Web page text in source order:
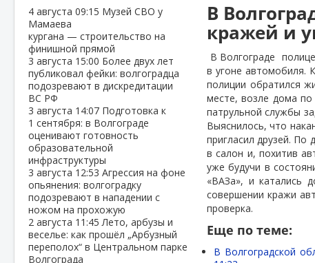
4 августа 09:15 Музей СВО у
Мамаева
кургана — строительство на
финишной прямой
3 августа 15:00 Более двух лет
публиковал фейки: волгоградца
подозревают в дискредитации
ВС РФ
3 августа 14:07 Подготовка к
1 сентября: в Волгограде
оценивают готовность
образовательной
инфраструктуры
3 августа 12:53 Агрессия на фоне
опьянения: волгоградку
подозревают в нападении с
ножом на прохожую
2 августа 11:45Лето, арбузы и
веселье: как прошёл „Арбузный
переполох“ в Центральном парке
Волгограда
В
кражей и
В Волгограде
в угоне автомобиля.
полиции обратился
месте, возле дома
патрульной службы
Выяснилось, что
пригласил друзей. По
в салон и, похитив
уже будучи в
«ВАЗа», и катались
совершении кражи
проверка.
Еще по теме:
В Волгоградской